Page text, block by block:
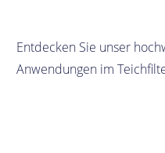
Entdecken Sie unser
Anwendungen im